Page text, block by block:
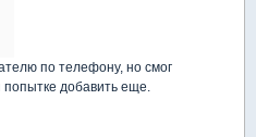
по телефону, но смог
попытке добавить еще.